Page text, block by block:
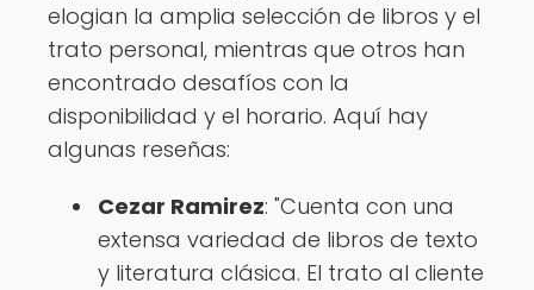
elogian la amplia selección de libros y el
trato personal, mientras que otros han
encontrado desafíos con la
disponibilidad y el horario. Aquí hay
algunas reseñas:
Cezar Ramirez: "Cuenta con una
extensa variedad de libros de texto
y literatura clásica. El trato al cliente